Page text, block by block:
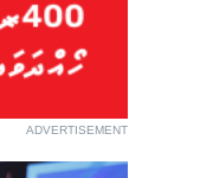
ADVERTISEMENT